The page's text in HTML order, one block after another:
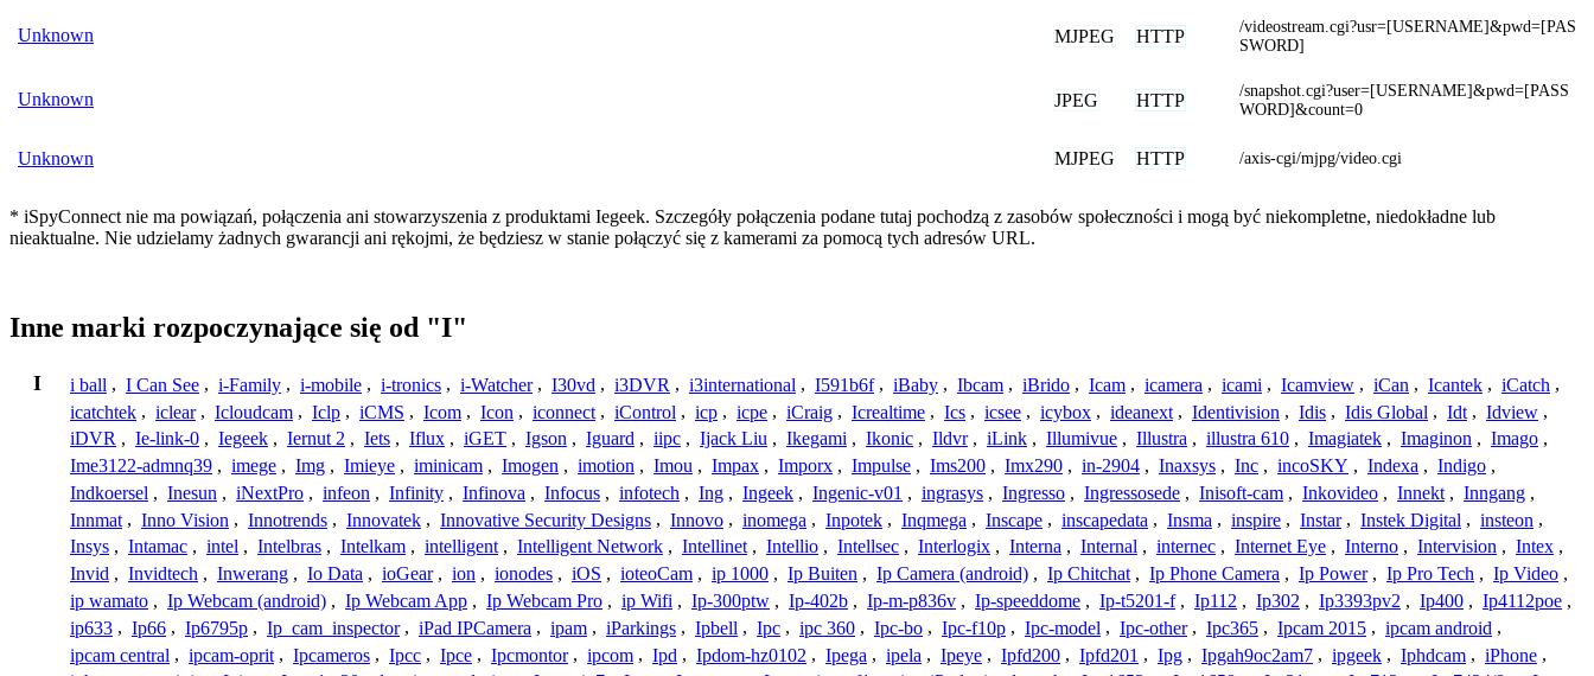
Unknown MJPEG HTTP
/videostream.cgi?usr=[USERNAME]&pwd=[PAS
SWORD]
Unknown JPEG HTTP
/snapshot.cgi?user=[USERNAME]&pwd=[PASS
WORD]&count=0
Unknown MJPEG HTTP /axis-cgi/mjpg/video.cgi
* iSpyConnect nie ma powiązań, połączenia ani stowarzyszenia z produktami Iegeek. Szczegóły połączenia podane tutaj pochodzą z zasobów społeczności i mogą być niekompletne, niedokładne lub
nieaktualne. Nie udzielamy żadnych gwarancji ani rękojmi, że będziesz w stanie połączyć się z kamerami za pomocą tych adresów URL.
Inne marki rozpoczynające się od "I"
I i ball , I Can See , i-Family , i-mobile , i-tronics , i-Watcher , I30vd , i3DVR , i3international , I591b6f , iBaby , Ibcam , iBrido , Icam , icamera , icami , Icamview , iCan , Icantek , iCatch ,
icatchtek , iclear , Icloudcam , Iclp , iCMS , Icom , Icon , iconnect , iControl , icp , icpe , iCraig , Icrealtime , Ics , icsee , icybox , ideanext , Identivision , Idis , Idis Global , Idt , Idview ,
iDVR , Ie-link-0 , Iegeek , Iernut 2 , Iets , Iflux , iGET , Igson , Iguard , iipc , Ijack Liu , Ikegami , Ikonic , Ildvr , iLink , Illumivue , Illustra , illustra 610 , Imagiatek , Imaginon , Imago ,
Ime3122-admnq39 , imege , Img , Imieye , iminicam , Imogen , imotion , Imou , Impax , Imporx , Impulse , Ims200 , Imx290 , in-2904 , Inaxsys , Inc , incoSKY , Indexa , Indigo ,
Indkoersel , Inesun , iNextPro , infeon , Infinity , Infinova , Infocus , infotech , Ing , Ingeek , Ingenic-v01 , ingrasys , Ingresso , Ingressosede , Inisoft-cam , Inkovideo , Innekt , Inngang ,
Innmat , Inno Vision , Innotrends , Innovatek , Innovative Security Designs , Innovo , inomega , Inpotek , Inqmega , Inscape , inscapedata , Insma , inspire , Instar , Instek Digital , insteon ,
Insys , Intamac , intel , Intelbras , Intelkam , intelligent , Intelligent Network , Intellinet , Intellio , Intellsec , Interlogix , Interna , Internal , internec , Internet Eye , Interno , Intervision , Intex ,
Invid , Invidtech , Inwerang , Io Data , ioGear , ion , ionodes , iOS , ioteoCam , ip 1000 , Ip Buiten , Ip Camera (android) , Ip Chitchat , Ip Phone Camera , Ip Power , Ip Pro Tech , Ip Video ,
ip wamato , Ip Webcam (android) , Ip Webcam App , Ip Webcam Pro , ip Wifi , Ip-300ptw , Ip-402b , Ip-m-p836v , Ip-speeddome , Ip-t5201-f , Ip112 , Ip302 , Ip3393pv2 , Ip400 , Ip4112poe ,
ip633 , Ip66 , Ip6795p , Ip_cam_inspector , iPad IPCamera , ipam , iParkings , Ipbell , Ipc , ipc 360 , Ipc-bo , Ipc-f10p , Ipc-model , Ipc-other , Ipc365 , Ipcam 2015 , ipcam android ,
ipcam central , ipcam-oprit , Ipcameros , Ipcc , Ipce , Ipcmontor , ipcom , Ipd , Ipdom-hz0102 , Ipega , ipela , Ipeye , Ipfd200 , Ipfd201 , Ipg , Ipgah9oc2am7 , ipgeek , Iphdcam , iPhone ,